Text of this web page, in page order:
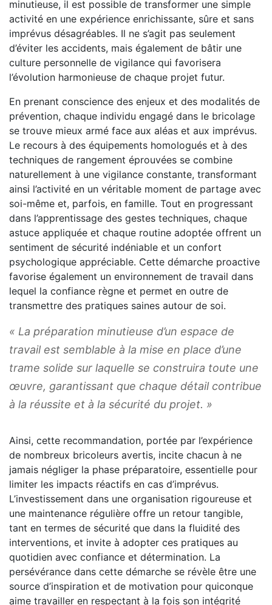
minutieuse, il est possible de transformer une simple
activité en une expérience enrichissante, sûre et sans
imprévus désagréables. Il ne s’agit pas seulement
d’éviter les accidents, mais également de bâtir une
culture personnelle de vigilance qui favorisera
l’évolution harmonieuse de chaque projet futur.
En prenant conscience des enjeux et des modalités de
prévention, chaque individu engagé dans le bricolage
se trouve mieux armé face aux aléas et aux imprévus.
Le recours à des équipements homologués et à des
techniques de rangement éprouvées se combine
naturellement à une vigilance constante, transformant
ainsi l’activité en un véritable moment de partage avec
soi-même et, parfois, en famille. Tout en progressant
dans l’apprentissage des gestes techniques, chaque
astuce appliquée et chaque routine adoptée offrent un
sentiment de sécurité indéniable et un confort
psychologique appréciable. Cette démarche proactive
favorise également un environnement de travail dans
lequel la confiance règne et permet en outre de
transmettre des pratiques saines autour de soi.
« La préparation minutieuse d’un espace de
travail est semblable à la mise en place d’une
trame solide sur laquelle se construira toute une
œuvre, garantissant que chaque détail contribue
à la réussite et à la sécurité du projet. »
Ainsi, cette recommandation, portée par l’expérience
de nombreux bricoleurs avertis, incite chacun à ne
jamais négliger la phase préparatoire, essentielle pour
limiter les impacts réactifs en cas d’imprévus.
L’investissement dans une organisation rigoureuse et
une maintenance régulière offre un retour tangible,
tant en termes de sécurité que dans la fluidité des
interventions, et invite à adopter ces pratiques au
quotidien avec confiance et détermination. La
persévérance dans cette démarche se révèle être une
source d’inspiration et de motivation pour quiconque
aime travailler en respectant à la fois son intégrité